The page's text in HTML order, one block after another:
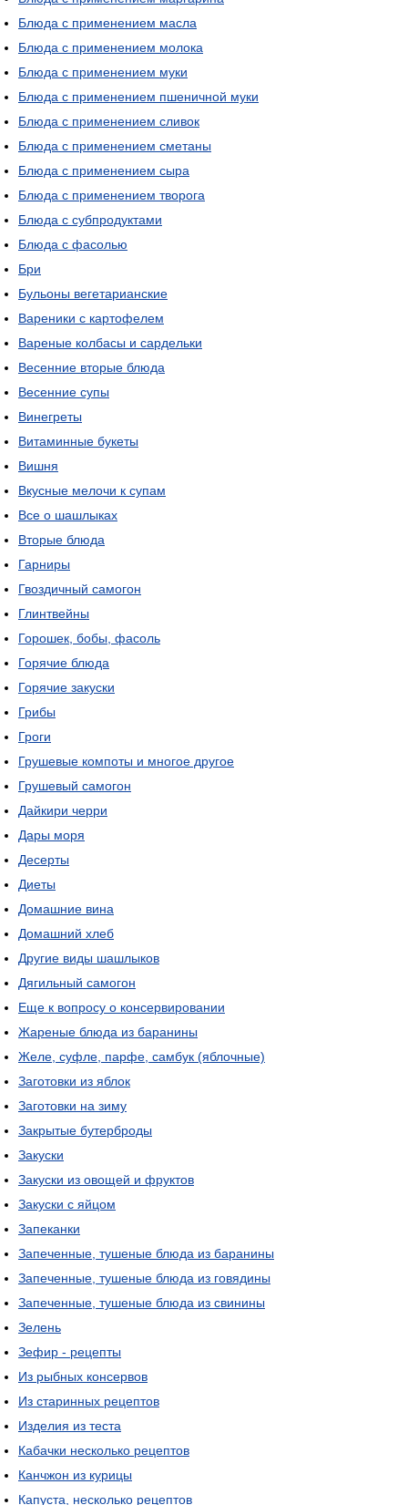
Блюда с применением масла
Блюда с применением молока
Блюда с применением муки
Блюда с применением пшеничной муки
Блюда с применением сливок
Блюда с применением сметаны
Блюда с применением сыра
Блюда с применением творога
Блюда с субпродуктами
Блюда с фасолью
Бри
Бульоны вегетарианские
Вареники с картофелем
Вареные колбасы и сардельки
Весенние вторые блюда
Весенние супы
Винегреты
Витаминные букеты
Вишня
Вкусные мелочи к супам
Все о шашлыках
Вторые блюда
Гарниры
Гвоздичный самогон
Глинтвейны
Горошек, бобы, фасоль
Горячие блюда
Горячие закуски
Грибы
Гроги
Грушевые компоты и многое другое
Грушевый самогон
Дайкири черри
Дары моря
Десерты
Диеты
Домашние вина
Домашний хлеб
Другие виды шашлыков
Дягильный самогон
Еще к вопросу о консервировании
Жареные блюда из баранины
Желе, суфле, парфе, самбук (яблочные)
Заготовки из яблок
Заготовки на зиму
Закрытые бутерброды
Закуски
Закуски из овощей и фруктов
Закуски с яйцом
Запеканки
Запеченные, тушеные блюда из баранины
Запеченные, тушеные блюда из говядины
Запеченные, тушеные блюда из свинины
Зелень
Зефир - рецепты
Из рыбных консервов
Из старинных рецептов
Изделия из теста
Кабачки несколько рецептов
Канчжон из курицы
Капуста, несколько рецептов